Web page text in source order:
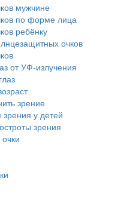
мужчине
по форме лица
ребёнку
очков
от УФ-излучения
зрение
зрения у детей
зрения